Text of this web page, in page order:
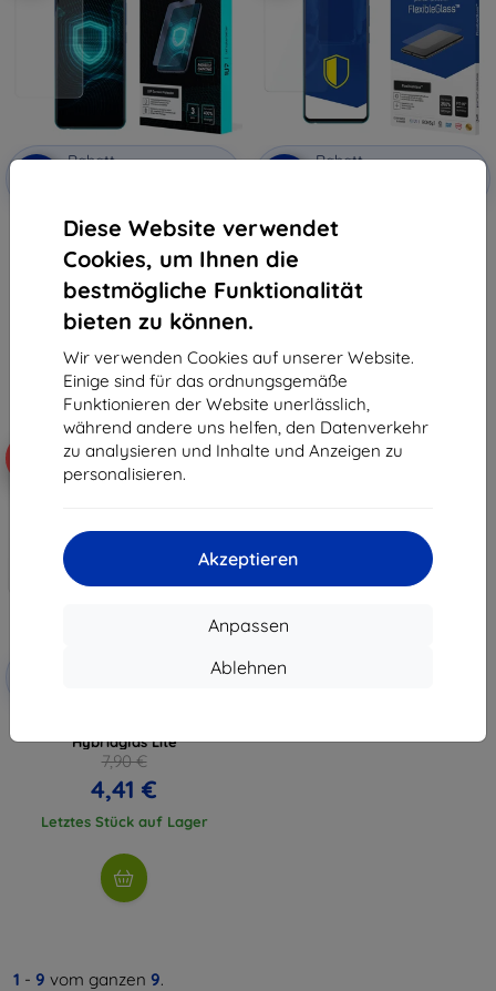
Diese Website verwendet
Cookies, um Ihnen die
bestmögliche Funktionalität
bieten zu können.
Wir verwenden Cookies auf unserer Website.
Einige sind für das ordnungsgemäße
Funktionieren der Website unerlässlich,
während andere uns helfen, den Datenverkehr
zu analysieren und Inhalte und Anzeigen zu
personalisieren.
Akzeptieren
Anpassen
Ablehnen
Rabatt
3MK Folie 1UP Vivo Y01 Gaming-
Folie, 3 Stück
28,91 €
10,71 €
Auf Lager 2 Stk.
Rabatt
3MK FlexibleGlass Vivo Y01
Hybridglas
6,21 €
EXTRA10
Hybridglas Lite
7,90 €
4,41 €
Letztes Stück auf Lager
1 - 9 vom ganzen 9.